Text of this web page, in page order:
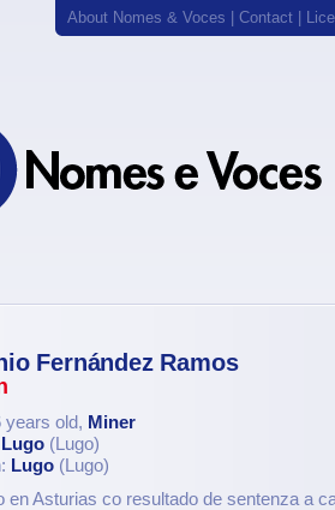
About Nomes & Voces Contact
Fernández Ramos
years old, Miner
Lugo (Lugo)
Lugo (Lugo)
en Asturias co resultado de sentenza a